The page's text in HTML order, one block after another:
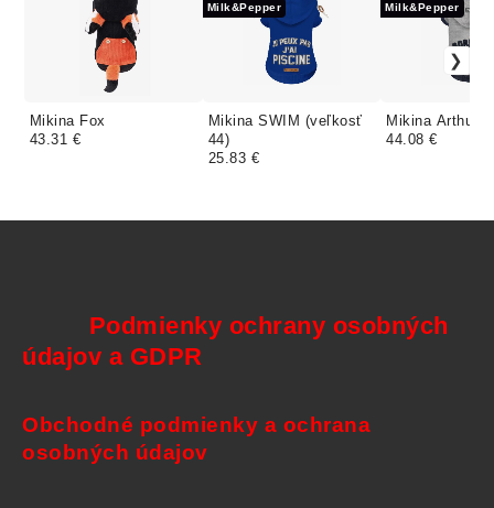
Mikina Fox
43.31 €
Mikina SWIM (veľkosť
44)
Milk&Pepper
25.83 €
Mikina Arthus
Milk&Pepper
44.08 €
Podmienky ochrany osobných
údajov a GDPR
Obchodné podmienky a ochrana
osobných údajov